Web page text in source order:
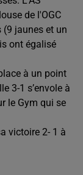
de l'OGC
(9 jaunes et un
ont égalisé
à un point
3-1 s’envole à
le Gym qui se
victoire 2- 1 à